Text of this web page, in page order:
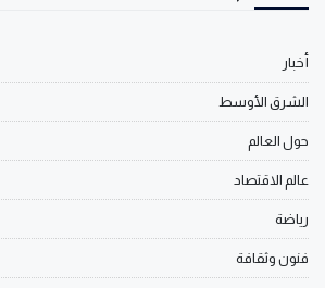
أخبار
الشرق الأوسط
حول العالم
عالم الاقتصاد
رياضة
فنون وثقافة